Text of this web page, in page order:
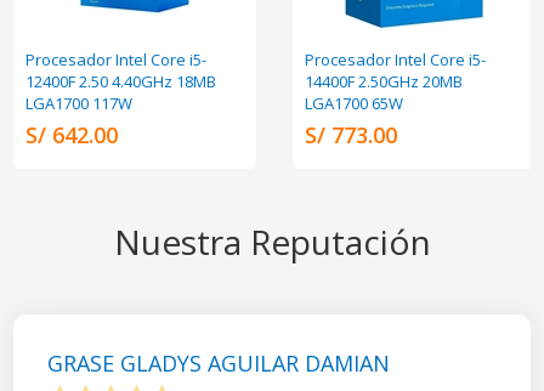
Procesador Intel Core i5-
12400F 2.50 4.40GHz 18MB
LGA1700 117W
S/ 642.00
Procesador Intel Core i5-
14400F 2.50GHz 20MB
LGA1700 65W
S/ 773.00
Nuestra Reputación
GRASE GLADYS AGUILAR DAMIAN